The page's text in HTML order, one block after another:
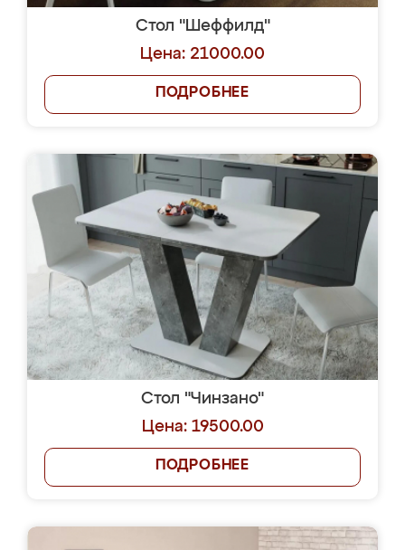
Стол "Шеффилд"
Цена: 21000.00
ПОДРОБНЕЕ
Стол "Чинзано"
Цена: 19500.00
ПОДРОБНЕЕ